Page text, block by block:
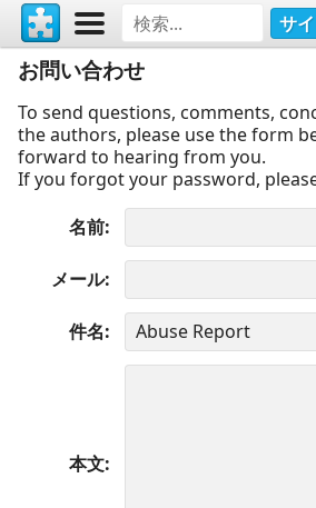
サ
お問い合わせ
To send questions, comments,
the authors, please use the form
forward to hearing from you.
If you forgot your password,
名前
メール
件名
本文